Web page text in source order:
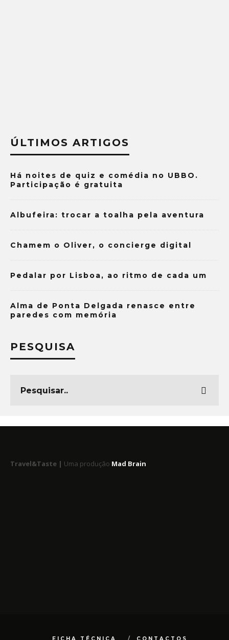
ÚLTIMOS ARTIGOS
Há noites de quiz e comédia no UBBO.
Participação é gratuita
Albufeira: trocar a toalha pela aventura
Chamem o Oliver, o concierge digital
Pedalar por Lisboa, ao ritmo de cada um
Alma de Ponta Delgada renasce entre
paredes com memória
PESQUISA
Travel&Taste | Uma produção Mad Brain